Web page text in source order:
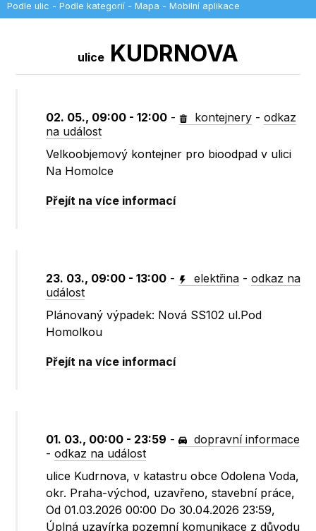
Podle ulic - Podle kategorií - Mapa - Mobilní aplikace
ulice KUDRNOVA
02. 05., 09:00 - 12:00 - kontejnery -odkaz
na událost
Velkoobjemový kontejner pro bioodpad v ulici
Na Homolce
Přejít na více informací
23. 03., 09:00 - 13:00 - elektřina -odkaz na
událost
Plánovaný výpadek: Nová SS102 ul.Pod
Homolkou
Přejít na více informací
01. 03., 00:00 - 23:59 -
dopravní informace
-odkaz na událost
ulice Kudrnova, v katastru obce Odolena Voda,
okr. Praha-východ, uzavřeno, stavební práce,
Od 01.03.2026 00:00 Do 30.04.2026 23:59,
Úplná uzavírka pozemní komunikace z důvodu